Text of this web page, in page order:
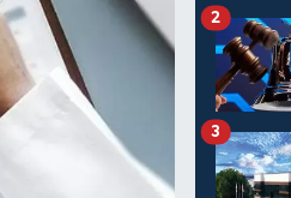
2
3